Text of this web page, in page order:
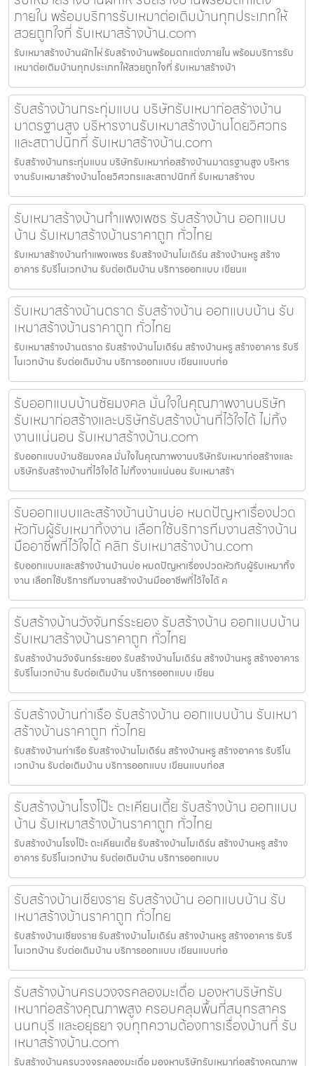
ภายใน พร้อมบริการรับเหมาต่อเติมบ้านทุกประเภทให้
สวยถูกใจที่ รับเหมาสร้างบ้าน.com
รับเหมาสร้างบ้านผักไห่ รับสร้างบ้านพร้อมตกแต่งภายใน พร้อมบริการรับ
เหมาต่อเติมบ้านทุกประเภทให้สวยถูกใจที่ รับเหมาสร้างบ้า
รับสร้างบ้านกระทุ่มแบน บริษัทรับเหมาก่อสร้างบ้าน
มาตรฐานสูง บริหารงานรับเหมาสร้างบ้านโดยวิศวกร
และสถาปนิกที่ รับเหมาสร้างบ้าน.com
รับสร้างบ้านกระทุ่มแบน บริษัทรับเหมาก่อสร้างบ้านมาตรฐานสูง บริหาร
งานรับเหมาสร้างบ้านโดยวิศวกรและสถาปนิกที่ รับเหมาสร้างบ
รับเหมาสร้างบ้านกำแพงเพชร รับสร้างบ้าน ออกแบบ
บ้าน รับเหมาสร้างบ้านราคาถูก ทั่วไทย
รับเหมาสร้างบ้านกำแพงเพชร รับสร้างบ้านโมเดิร์น สร้างบ้านหรู สร้าง
อาคาร รับรีโนเวทบ้าน รับต่อเติมบ้าน บริการออกแบบ เขียนแ
รับเหมาสร้างบ้านตราด รับสร้างบ้าน ออกแบบบ้าน รับ
เหมาสร้างบ้านราคาถูก ทั่วไทย
รับเหมาสร้างบ้านตราด รับสร้างบ้านโมเดิร์น สร้างบ้านหรู สร้างอาคาร รับรี
โนเวทบ้าน รับต่อเติมบ้าน บริการออกแบบ เขียนแบบก่อ
รับออกแบบบ้านชัยมงคล มั่นใจในคุณภาพงานบริษัท
รับเหมาก่อสร้างและบริษัทรับสร้างบ้านที่ไว้ใจได้ ไม่ทิ้ง
งานแน่นอน รับเหมาสร้างบ้าน.com
รับออกแบบบ้านชัยมงคล มั่นใจในคุณภาพงานบริษัทรับเหมาก่อสร้างและ
บริษัทรับสร้างบ้านที่ไว้ใจได้ ไม่ทิ้งงานแน่นอน รับเหมาสร้า
รับออกแบบและสร้างบ้านบ้านบ่อ หมดปัญหาเรื่องปวด
หัวกับผู้รับเหมาทิ้งงาน เลือกใช้บริการทีมงานสร้างบ้าน
มืออาชีพที่ไว้ใจได้ คลิก รับเหมาสร้างบ้าน.com
รับออกแบบและสร้างบ้านบ้านบ่อ หมดปัญหาเรื่องปวดหัวกับผู้รับเหมาทิ้ง
งาน เลือกใช้บริการทีมงานสร้างบ้านมืออาชีพที่ไว้ใจได้ ค
รับสร้างบ้านวังจันทร์ระยอง รับสร้างบ้าน ออกแบบบ้าน
รับเหมาสร้างบ้านราคาถูก ทั่วไทย
รับสร้างบ้านวังจันทร์ระยอง รับสร้างบ้านโมเดิร์น สร้างบ้านหรู สร้างอาคาร
รับรีโนเวทบ้าน รับต่อเติมบ้าน บริการออกแบบ เขียน
รับสร้างบ้านท่าเรือ รับสร้างบ้าน ออกแบบบ้าน รับเหมา
สร้างบ้านราคาถูก ทั่วไทย
รับสร้างบ้านท่าเรือ รับสร้างบ้านโมเดิร์น สร้างบ้านหรู สร้างอาคาร รับรีโน
เวทบ้าน รับต่อเติมบ้าน บริการออกแบบ เขียนแบบก่อส
รับสร้างบ้านโรงโป๊ะ ตะเคียนเตี้ย รับสร้างบ้าน ออกแบบ
บ้าน รับเหมาสร้างบ้านราคาถูก ทั่วไทย
รับสร้างบ้านโรงโป๊ะ ตะเคียนเตี้ย รับสร้างบ้านโมเดิร์น สร้างบ้านหรู สร้าง
อาคาร รับรีโนเวทบ้าน รับต่อเติมบ้าน บริการออกแบบ
รับสร้างบ้านเชียงราย รับสร้างบ้าน ออกแบบบ้าน รับ
เหมาสร้างบ้านราคาถูก ทั่วไทย
รับสร้างบ้านเชียงราย รับสร้างบ้านโมเดิร์น สร้างบ้านหรู สร้างอาคาร รับรี
โนเวทบ้าน รับต่อเติมบ้าน บริการออกแบบ เขียนแบบก่อ
รับสร้างบ้านครบวงจรคลองมะเดื่อ มองหาบริษัทรับ
เหมาก่อสร้างคุณภาพสูง ครอบคลุมพื้นที่สมุทรสาคร
นนทบุรี และอยุธยา จบทุกความต้องการเรื่องบ้านที่ รับ
เหมาสร้างบ้าน.com
รับสร้างบ้านครบวงจรคลองมะเดื่อ มองหาบริษัทรับเหมาก่อสร้างคุณภาพ